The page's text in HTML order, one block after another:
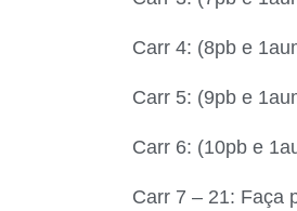
Carr 4: (8pb e
Carr 5: (9pb e
Carr 6: (10pb e
Carr 7 – 21: Faça